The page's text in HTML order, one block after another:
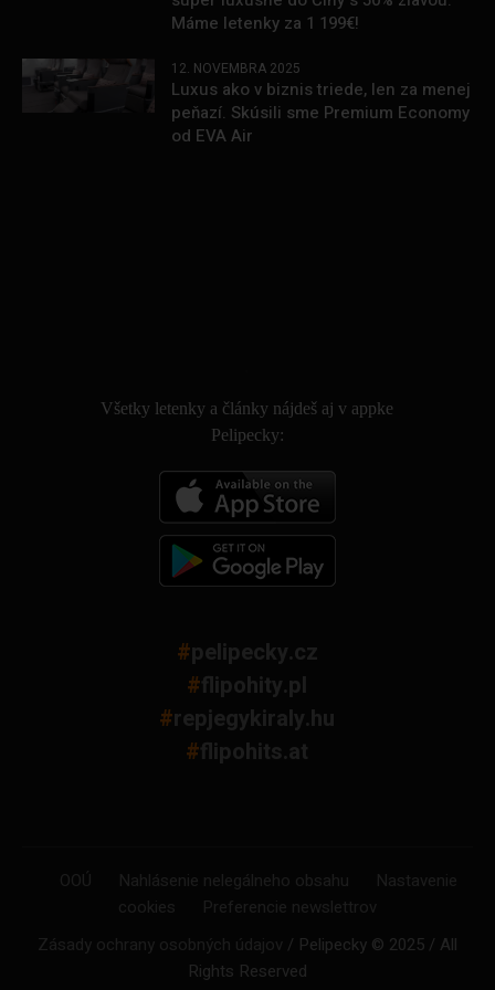
Máme letenky za 1 199€!
12. NOVEMBRA 2025
Luxus ako v biznis triede, len za menej
peňazí. Skúsili sme Premium Economy
od EVA Air
Všetky letenky a články nájdeš aj v appke
Pelipecky:
#pelipecky.cz
#flipohity.pl
#repjegykiraly.hu
#flipohits.at
OOÚ Nahlásenie nelegálneho obsahu
Nastavenie
cookies
Preferencie newslettrov
Zásady ochrany osobných údajov / Pelipecky © 2025 / All
Rights Reserved